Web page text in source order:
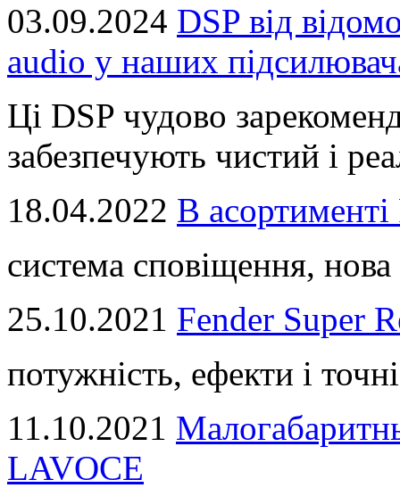
03.09.2024 DSP від
audio у наших
Ці DSP чудово
забезпечують чистий і
18.04.2022 В
система сповіщення,
25.10.2021 Fender Super
потужність, ефекти і
11.10.2021
LAVOCE